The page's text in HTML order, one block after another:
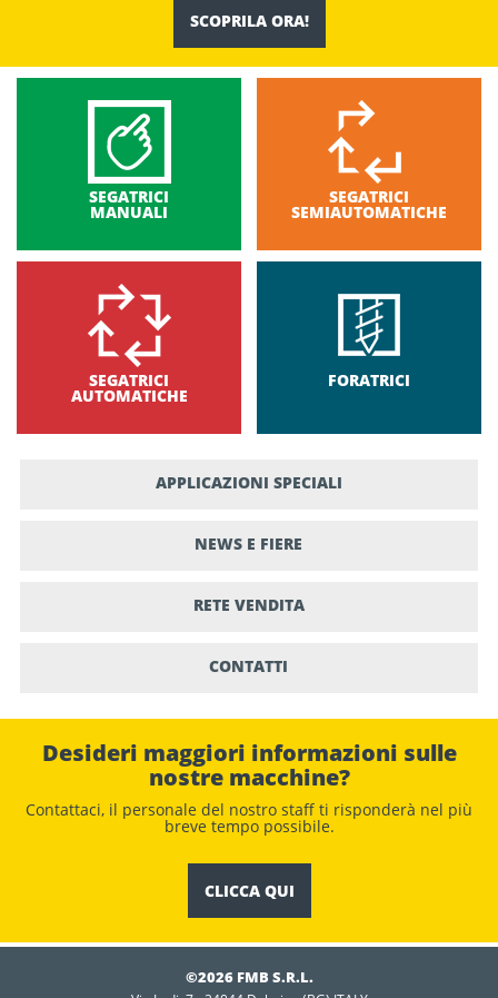
SCOPRILA ORA!
SEGATRICI
MANUALI
SEGATRICI
SEMIAUTOMATICHE
SEGATRICI
AUTOMATICHE
FORATRICI
APPLICAZIONI SPECIALI
NEWS E FIERE
RETE VENDITA
CONTATTI
Desideri maggiori informazioni sulle
nostre macchine?
Contattaci, il personale del nostro staﬀ ti risponderà nel più
breve tempo possibile.
CLICCA QUI
©2026 FMB S.R.L.